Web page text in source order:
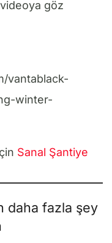
göz
vantablack-
winter-
Sanal Şantiye
daha fazla şey